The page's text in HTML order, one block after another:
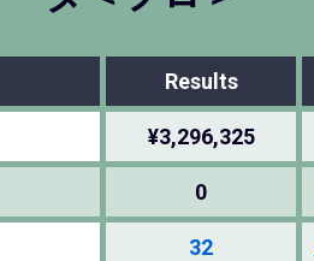
Results
¥3,296,325
0
32